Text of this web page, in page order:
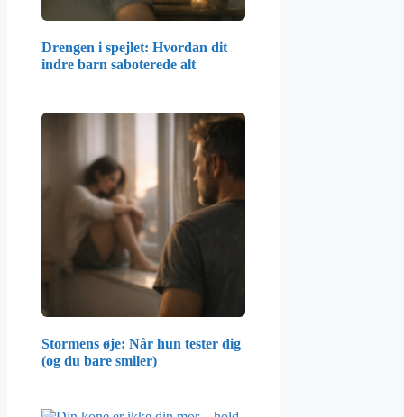
Drengen i spejlet: Hvordan dit
indre barn saboterede alt
Stormens øje: Når hun tester dig
(og du bare smiler)